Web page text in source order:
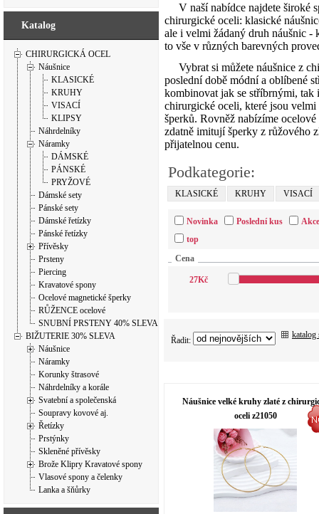
Katalog
CHIRURGICKÁ OCEL
Náušnice
KLASICKÉ
KRUHY
VISACÍ
KLIPSY
Náhrdelníky
Náramky
DÁMSKÉ
PÁNSKÉ
PRYŽOVÉ
Dámské sety
Pánské sety
Dámské řetízky
Pánské řetízky
Přívěsky
Prsteny
Piercing
Kravatové spony
Ocelové magnetické šperky
RŮŽENCE ocelové
SNUBNÍ PRSTENY 40% SLEVA
BIŽUTERIE 30% SLEVA
Náušnice
Náramky
Korunky štrasové
Náhrdelníky a korále
Svatební a společenská
Soupravy kovové aj.
Řetízky
Prstýnky
Skleněné přívěsky
Brože Klipry Kravatové spony
Vlasové spony a čelenky
Lanka a šňůrky
V naší nabídce najdete široké
chirurgické oceli: klasické
ale i velmi žádaný druh náušnic
to vše v různých barevných
Vybrat si můžete náušnice z
poslední době módní a oblíbené
kombinovat jak se stříbrnými, tak
chirurgické oceli, které jsou
šperků. Rovněž nabízíme
zdatně imitují šperky z růžového
přijatelnou cenu.
Podkategorie:
KLASICKÉ KRUHY VISACÍ
Novinka Poslední kus
Akce
top
Cena
27Kč
Řadit:
katalog
Náušnice velké kruhy zlaté z
oceli z21050